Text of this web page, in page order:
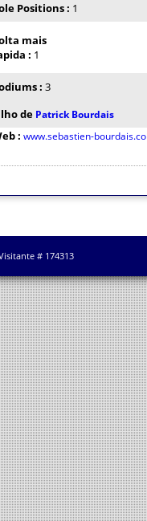
Positions : 1
mais
: 1
: 3
de Patrick Bourdais
: www.sebastien-
# 174313